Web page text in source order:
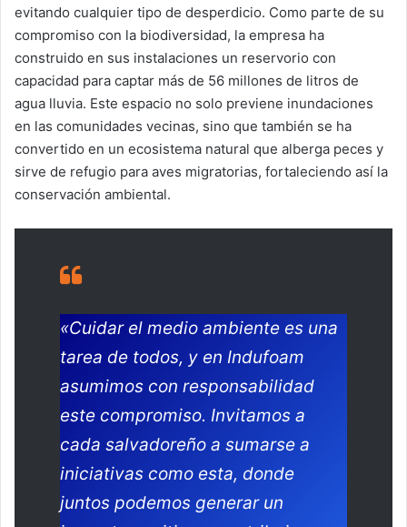
evitando cualquier tipo de desperdicio. Como parte de su
compromiso con la biodiversidad, la empresa ha
construido en sus instalaciones un reservorio con
capacidad para captar más de 56 millones de litros de
agua lluvia. Este espacio no solo previene inundaciones
en las comunidades vecinas, sino que también se ha
convertido en un ecosistema natural que alberga peces y
sirve de refugio para aves migratorias, fortaleciendo así la
conservación ambiental.
«Cuidar el medio ambiente es una
tarea de todos, y en Indufoam
asumimos con responsabilidad
este compromiso. Invitamos a
cada salvadoreño a sumarse a
iniciativas como esta, donde
juntos podemos generar un